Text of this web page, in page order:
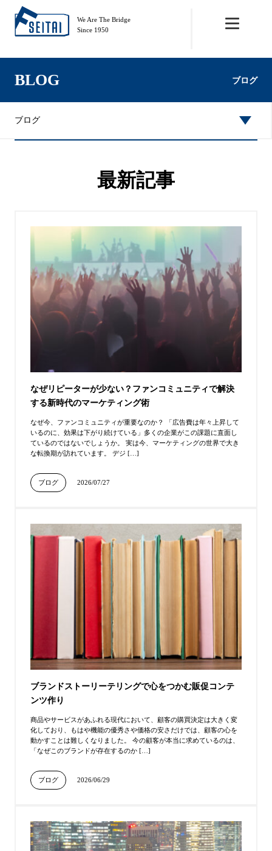
We Are The Bridge
Since 1950
BLOG ブログ
ブログ
最新記事
なぜリピーターが少ない？ファンコミュニティで解決
する新時代のマーケティング術
なぜ今、ファンコミュニティが重要なのか？ 「広告費は年々上昇して
いるのに、効果は下がり続けている」多くの企業がこの課題に直面し
ているのではないでしょうか。 実は今、マーケティングの世界で大き
な転換期が訪れています。 デジ […]
ブログ 2026/07/27
ブランドストーリーテリングで心をつかむ販促コンテ
ンツ作り
商品やサービスがあふれる現代において、顧客の購買決定は大きく変
化しており、もはや機能の優秀さや価格の安さだけでは、顧客の心を
動かすことは難しくなりました。 今の顧客が本当に求めているのは、
「なぜこのブランドが存在するのか […]
ブログ 2026/06/29